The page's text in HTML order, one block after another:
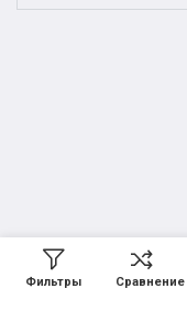
Фильтры Сравнение